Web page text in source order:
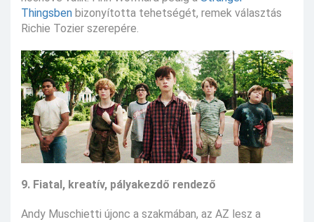
Thingsben bizonyította tehetségét, remek választás
Richie Tozier szerepére.
9. Fiatal, kreatív, pályakezdő rendező
Andy Muschietti újonc a szakmában, az AZ lesz a